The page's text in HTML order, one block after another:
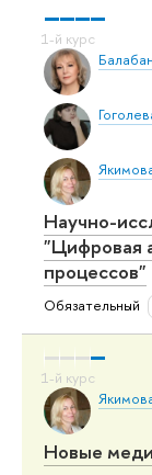
Научно-
"Цифровая
процессов"
Обязательный
Новые